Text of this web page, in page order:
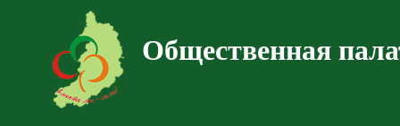
Общественная